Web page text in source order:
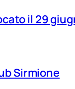
il 29
Sirmione